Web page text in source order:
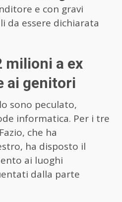
e con gravi
da essere dichiarata
milioni a ex
ai genitori
sono peculato,
informatica. Per i tre
che ha
ha disposto il
ai luoghi
dalla parte